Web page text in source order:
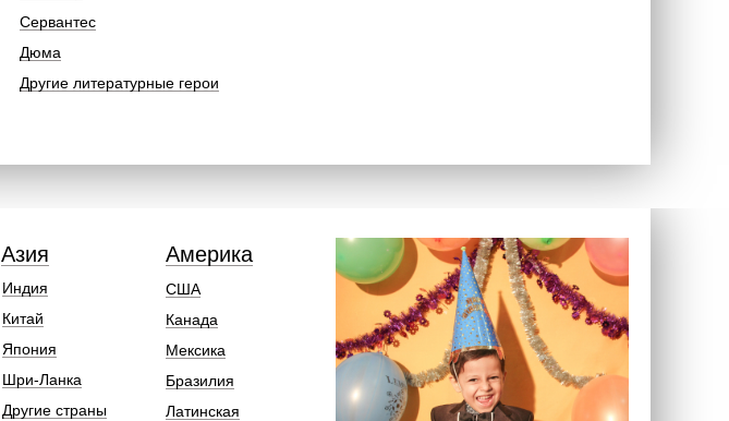
Сервантес
Дюма
Другие литературные герои
США
Канада
Мексика
Бразилия
Латинская
Америка
Индия
Китай
Япония
Шри-Ланка
Другие страны
Азия